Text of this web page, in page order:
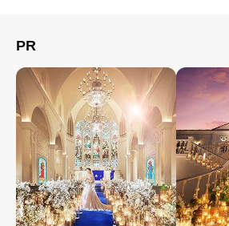
PR